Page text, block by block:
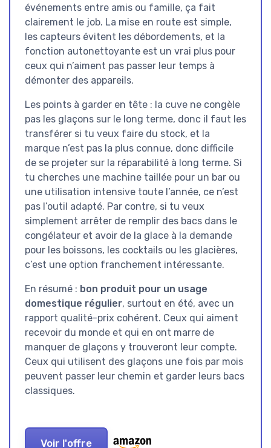
événements entre amis ou famille, ça fait
clairement le job. La mise en route est simple,
les capteurs évitent les débordements, et la
fonction autonettoyante est un vrai plus pour
ceux qui n’aiment pas passer leur temps à
démonter des appareils.
Les points à garder en tête : la cuve ne congèle
pas les glaçons sur le long terme, donc il faut les
transférer si tu veux faire du stock, et la
marque n’est pas la plus connue, donc difficile
de se projeter sur la réparabilité à long terme. Si
tu cherches une machine taillée pour un bar ou
une utilisation intensive toute l’année, ce n’est
pas l’outil adapté. Par contre, si tu veux
simplement arrêter de remplir des bacs dans le
congélateur et avoir de la glace à la demande
pour les boissons, les cocktails ou les glacières,
c’est une option franchement intéressante.
En résumé : bon produit pour un usage
domestique régulier, surtout en été, avec un
rapport qualité-prix cohérent. Ceux qui aiment
recevoir du monde et qui en ont marre de
manquer de glaçons y trouveront leur compte.
Ceux qui utilisent des glaçons une fois par mois
peuvent passer leur chemin et garder leurs bacs
classiques.
Voir l'offre